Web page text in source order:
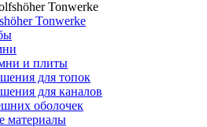
Tonwerke
и плиты
для топок
для каналов
оболочек
материалы